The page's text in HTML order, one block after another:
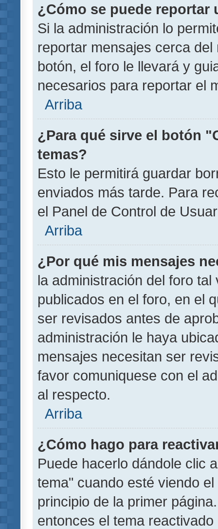
¿Cómo se puede reportar
Si la administración lo
reportar mensajes cerca
botón, el foro le llevará y
necesarios para reportar el
Arriba
¿Para qué sirve el botón
temas?
Esto le permitirá guardar
enviados más tarde. Para
el Panel de Control de
Arriba
¿Por qué mis mensajes
la administración del foro
publicados en el foro, en el
ser revisados antes de
administración le haya
mensajes necesitan ser
favor comuniquese con el
al respecto.
Arriba
¿Cómo hago para
Puede hacerlo dándole clic
tema" cuando esté viendo
principio de la primer
entonces el tema